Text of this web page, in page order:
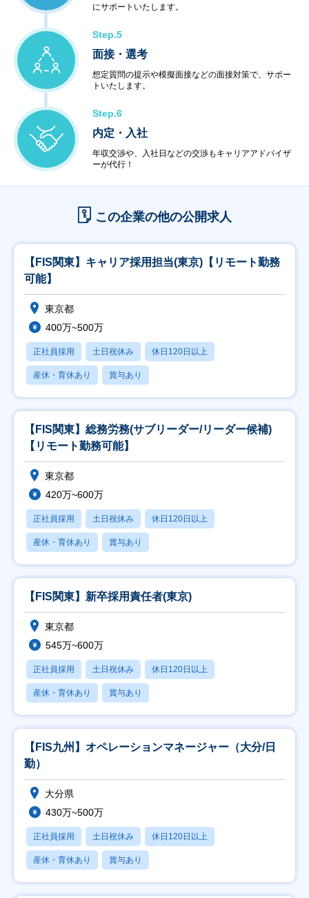
にサポートいたします。
Step.5
面接・選考
想定質問の提示や模擬面接などの面接対策で、サポー
トいたします。
Step.6
内定・入社
年収交渉や、入社日などの交渉もキャリアアドバイザ
ーが代行！
この企業の他の公開求人
【FIS関東】キャリア採用担当(東京)【リモート勤務
可能】
東京都
400万~500万
正社員採用 土日祝休み 休日120日以上
産休・育休あり 賞与あり
【FIS関東】総務労務(サブリーダー/リーダー候補)
【リモート勤務可能】
東京都
420万~600万
正社員採用 土日祝休み 休日120日以上
産休・育休あり 賞与あり
【FIS関東】新卒採用責任者(東京)
東京都
545万~600万
正社員採用 土日祝休み 休日120日以上
産休・育休あり 賞与あり
【FIS九州】オペレーションマネージャー（大分/日
勤）
大分県
430万~500万
正社員採用 土日祝休み 休日120日以上
産休・育休あり 賞与あり